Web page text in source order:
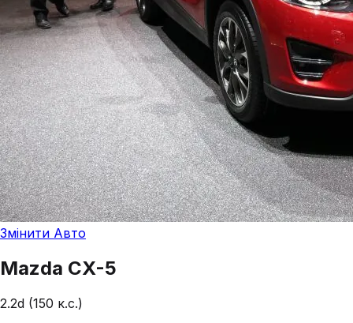
Змінити Авто
Mazda CX-5
2.2d (150 к.с.)